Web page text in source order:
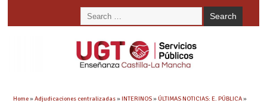
Home»Adjudicaciones centralizadas»INTERINOS»ÚLTIMAS NOTICIAS: E. PÚBLICA»